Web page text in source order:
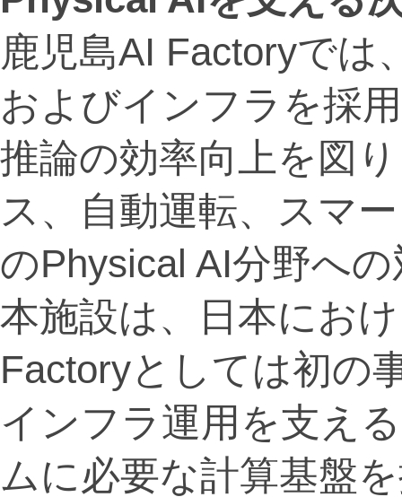
鹿児島AI Factoryでは
およびインフラを採
推論の効率向上を図
ス、自動運転、スマ
のPhysical AI分野へ
本施設は、日本にお
Factoryとしては初の
インフラ運用を支え
ムに必要な計算基盤